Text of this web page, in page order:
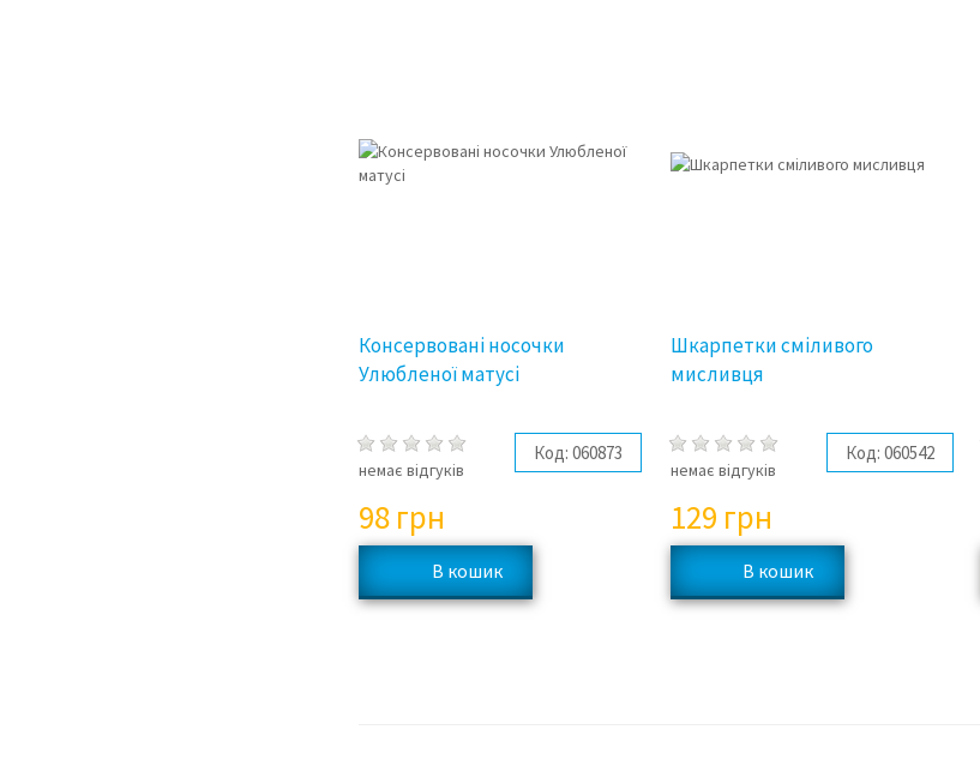
Консервовані носочки
Улюбленої матусі
немає відгуків
Код: 060873
98 грн
Шкарпетки сміливого
мисливця
немає відгуків
Код: 060542
129 грн